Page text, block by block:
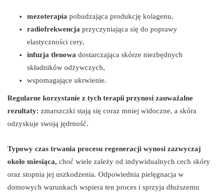
mezoterapia pobudzająca produkcję kolagenu,
radiofrekwencja przyczyniająca się do poprawy
elastyczności cery,
infuzja tlenowa dostarczająca skórze niezbędnych
składników odżywczych,
wspomagające ukrwienie.
Regularne korzystanie z tych terapii przynosi zauważalne
rezultaty: zmarszczki stają się coraz mniej widoczne, a skóra
odzyskuje swoją jędrność.
Typowy czas trwania procesu regeneracji wynosi zazwyczaj
około miesiąca, choć wiele zależy od indywidualnych cech skóry
oraz stopnia jej uszkodzenia. Odpowiednia pielęgnacja w
domowych warunkach wspiera ten proces i sprzyja dłuższemu